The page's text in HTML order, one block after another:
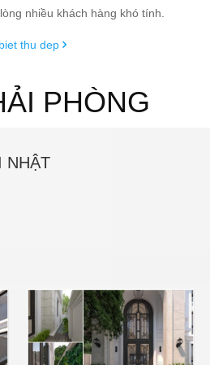
nhiều khách hàng khó tính.
thu dep
PHÒNG
NHẬT